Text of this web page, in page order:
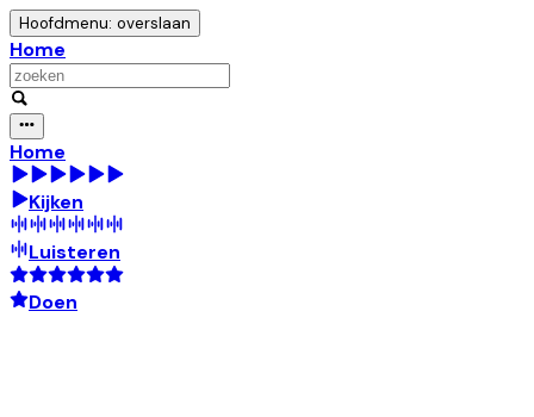
Hoofdmenu: overslaan
Home
Home
Kijken
Luisteren
Doen